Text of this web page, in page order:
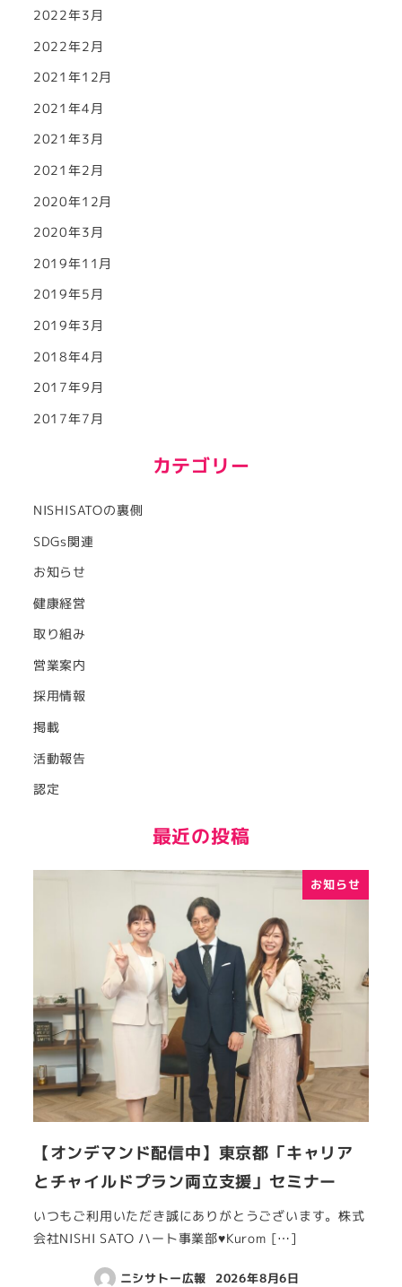
2022年3月
2022年2月
2021年12月
2021年4月
2021年3月
2021年2月
2020年12月
2020年3月
2019年11月
2019年5月
2019年3月
2018年4月
2017年9月
2017年7月
カテゴリー
NISHISATOの裏側
SDGs関連
お知らせ
健康経営
取り組み
営業案内
採用情報
掲載
活動報告
認定
最近の投稿
お知らせ
【オンデマンド配信中】東京都「キャリア
とチャイルドプラン両立支援」セミナー
いつもご利用いただき誠にありがとうございます。株式
会社NISHI SATO ハート事業部♥Kurom […]
ニシサトー広報 2026年8月6日